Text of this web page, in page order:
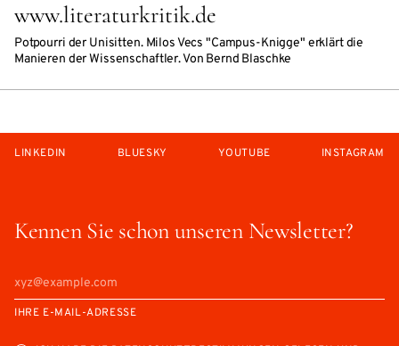
www.literaturkritik.de
Potpourri der Unisitten. Milos Vecs "Campus-Knigge" erklärt die
Manieren der Wissenschaftler. Von Bernd Blaschke
Kennen Sie schon unseren Newsletter?
IHRE E-MAIL-ADRESSE
LINKEDIN BLUESKY YOUTUBE INSTAGRAM